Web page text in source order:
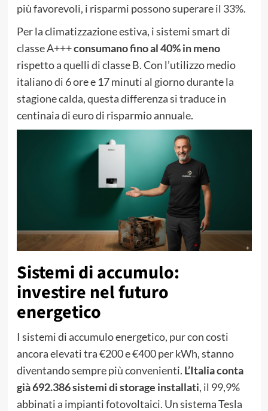
più favorevoli, i risparmi possono superare il 33%.
Per la climatizzazione estiva, i sistemi smart di
classe A+++consumano fino al 40% in meno
rispetto a quelli di classe B. Con l’utilizzo medio
italiano di 6 ore e 17 minuti al giorno durante la
stagione calda, questa differenza si traduce in
centinaia di euro di risparmio annuale.
Sistemi di accumulo:
investire nel futuro
energetico
I sistemi di accumulo energetico, pur con costi
ancora elevati tra €200 e €400 per kWh, stanno
diventando sempre più convenienti. L’Italia conta
già 692.386 sistemi di storage installati, il 99,9%
abbinati a impianti fotovoltaici. Un sistema Tesla